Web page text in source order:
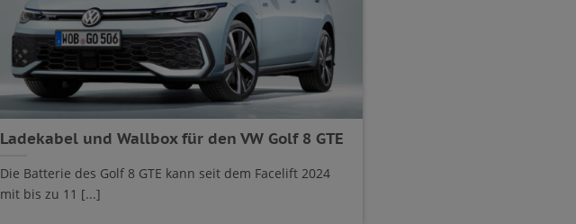
Ladekabel und Wallbox für den VW Golf 8 GTE
Die Batterie des Golf 8 GTE kann seit dem Facelift 2024
mit bis zu 11 [...]